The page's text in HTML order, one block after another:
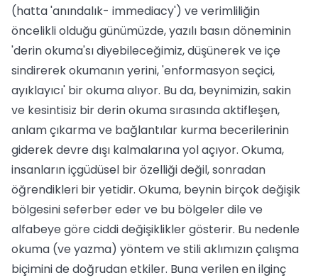
(hatta 'anındalık- immediacy') ve verimliliğin
öncelikli olduğu günümüzde, yazılı basın döneminin
'derin okuma'sı diyebileceğimiz, düşünerek ve içe
sindirerek okumanın yerini, 'enformasyon seçici,
ayıklayıcı' bir okuma alıyor. Bu da, beynimizin, sakin
ve kesintisiz bir derin okuma sırasında aktifleşen,
anlam çıkarma ve bağlantılar kurma becerilerinin
giderek devre dışı kalmalarına yol açıyor. Okuma,
insanların içgüdüsel bir özelliği değil, sonradan
öğrendikleri bir yetidir. Okuma, beynin birçok değişik
bölgesini seferber eder ve bu bölgeler dile ve
alfabeye göre ciddi değişiklikler gösterir. Bu nedenle
okuma (ve yazma) yöntem ve stili aklımızın çalışma
biçimini de doğrudan etkiler. Buna verilen en ilginç